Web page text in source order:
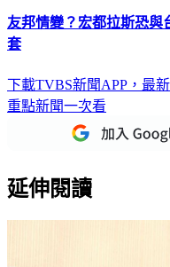
友邦情變？宏都拉斯恐
套
下載TVBS新聞APP，最
重點新聞一次看
延伸閱讀